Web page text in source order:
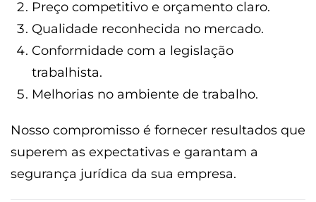
Preço competitivo e orçamento claro.
Qualidade reconhecida no mercado.
Conformidade com a legislação
trabalhista.
Melhorias no ambiente de trabalho.
Nosso compromisso é fornecer resultados que
superem as expectativas e garantam a
segurança jurídica da sua empresa.